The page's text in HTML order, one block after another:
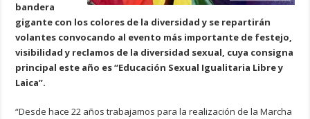
bandera
gigante con los colores de la diversidad y se repartirán
volantes convocando al evento más importante de festejo,
visibilidad y reclamos de la diversidad sexual, cuya consigna
principal este año es “Educación Sexual Igualitaria Libre y
Laica”.
“Desde hace 22 años trabajamos para la realización de la Marcha